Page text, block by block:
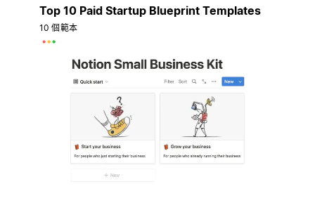
Top 10 Paid Startup Blueprint Templates
10 個範本